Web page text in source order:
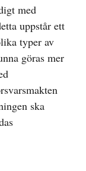
med
uppstår ett
typer av
göras mer
ska